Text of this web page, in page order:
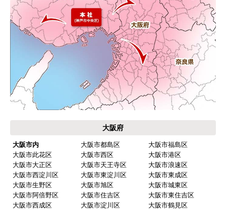
大阪府
大阪市内 大阪市都島区
大阪市福島区
大阪市此花区
大阪市西区
大阪市港区
大阪市大正区
大阪市天王寺区
大阪市浪速区
大阪市西淀川区
大阪市東淀川区
大阪市東成区
大阪市生野区
大阪市旭区
大阪市城東区
大阪市阿倍野区
大阪市住吉区
大阪市東住吉区
大阪市西成区
大阪市淀川区
大阪市鶴見区